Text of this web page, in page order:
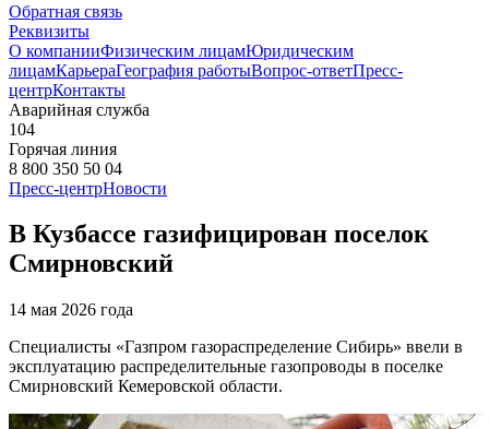
Обратная связь
Реквизиты
О компанииФизическим лицамЮридическим
лицамКарьераГеография работыВопрос-ответПресс-
центрКонтакты
Аварийная служба
104
Горячая линия
8 800 350 50 04
Пресс-центрНовости
В Кузбассе газифицирован поселок
Смирновский
14 мая 2026 года
Специалисты «Газпром газораспределение Сибирь» ввели в
эксплуатацию распределительные газопроводы в поселке
Смирновский Кемеровской области.